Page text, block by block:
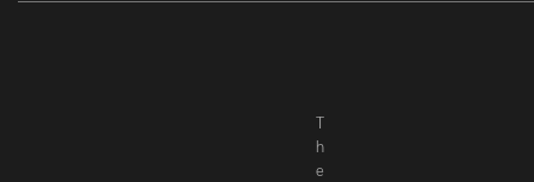
T
h
e